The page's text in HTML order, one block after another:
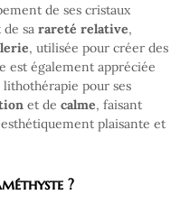
de ses cristaux
de sa rareté relative,
, utilisée pour créer des
est également appréciée
pour ses
et de calme, faisant
plaisante et
?